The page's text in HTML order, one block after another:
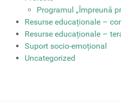
Programul „Împreună
Resurse educaționale –
Resurse educaționale –
Suport socio-emoțional
Uncategorized